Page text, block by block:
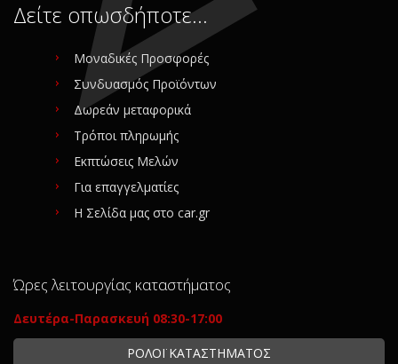
Δείτε οπωσδήποτε…
Μοναδικές Προσφορές
Συνδυασμός Προϊόντων
Δωρεάν μεταφορικά
Τρόποι πληρωμής
Εκπτώσεις Μελών
Για επαγγελματίες
Η Σελίδα μας στο car.gr
Ώρες λειτουργίας καταστήματος
Δευτέρα-Παρασκευή 08:30-17:00
ΡΟΛΟΪ ΚΑΤΑΣΤΗΜΑΤΟΣ